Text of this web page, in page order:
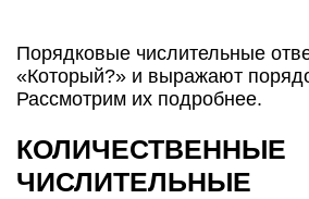
Порядковые числительные
«Который?» и выражают
Рассмотрим их подробнее.
КОЛИЧЕСТВЕННЫЕ
ЧИСЛИТЕЛЬНЫЕ